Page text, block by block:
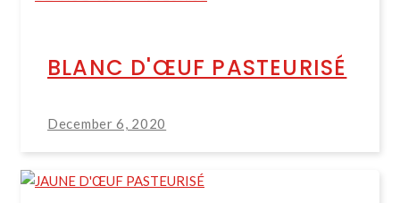
BLANC D'ŒUF PASTEURISÉ
December 6, 2020